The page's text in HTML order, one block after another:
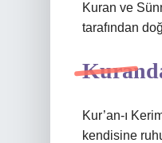
Kuran ve
tarafından
Kur’an-ı
kendisine